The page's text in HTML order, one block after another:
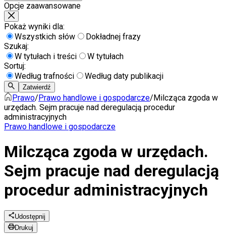
Opcje zaawansowane
Pokaż wyniki dla:
Wszystkich słów
Dokładnej frazy
Szukaj:
W tytułach i treści
W tytułach
Sortuj:
Według trafności
Według daty publikacji
Zatwierdź
Prawo/Prawo handlowe i gospodarcze/Milcząca zgoda w
urzędach. Sejm pracuje nad deregulacją procedur
administracyjnych
Prawo handlowe i gospodarcze
Milcząca zgoda w urzędach.
Sejm pracuje nad deregulacją
procedur administracyjnych
Udostępnij
Drukuj